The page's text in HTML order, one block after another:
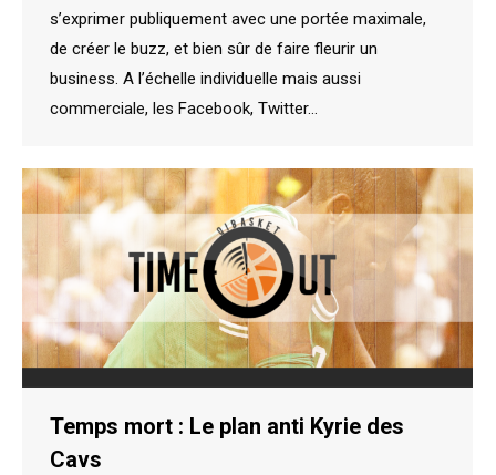
s’exprimer publiquement avec une portée maximale,
de créer le buzz, et bien sûr de faire fleurir un
business. A l’échelle individuelle mais aussi
commerciale, les Facebook, Twitter…
Temps mort : Le plan anti Kyrie des
Cavs